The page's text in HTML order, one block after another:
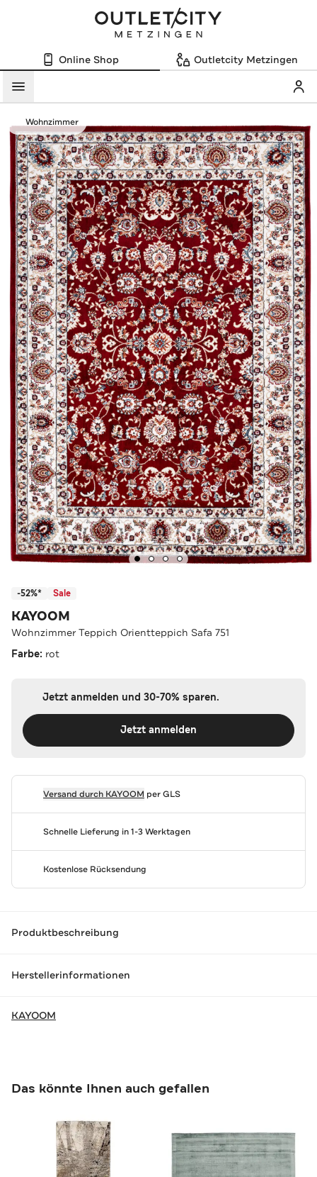
Online Shop Outletcity Metzingen
Menü
Wohnzimmer
-52%* Sale
KAYOOM
Wohnzimmer Teppich Orientteppich Safa 751
Farbe: rot
Jetzt anmelden und 30-70% sparen.
Jetzt anmelden
Versand durch KAYOOM per GLS
Schnelle Lieferung in 1-3 Werktagen
Kostenlose Rücksendung
Produktbeschreibung
Herstellerinformationen
KAYOOM
Das könnte Ihnen auch gefallen